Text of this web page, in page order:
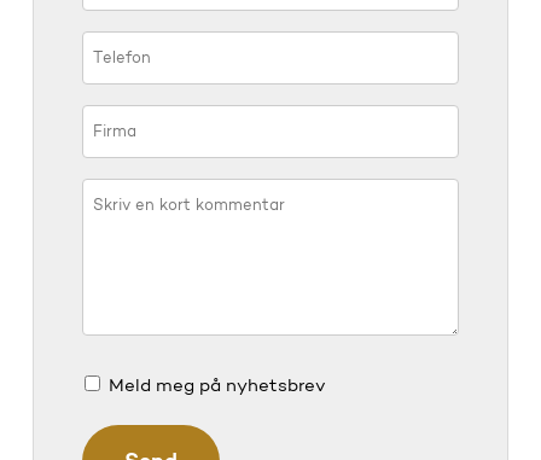
Meld meg på nyhetsbrev